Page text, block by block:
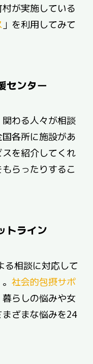
が実施している
」を利用してみて
センター
わる人々が相談
国各所に施設があ
を紹介してくれ
らったりするこ
トライン
る相談に対応して
社会的包摂サポ
らしの悩みや女
ざまな悩みを24